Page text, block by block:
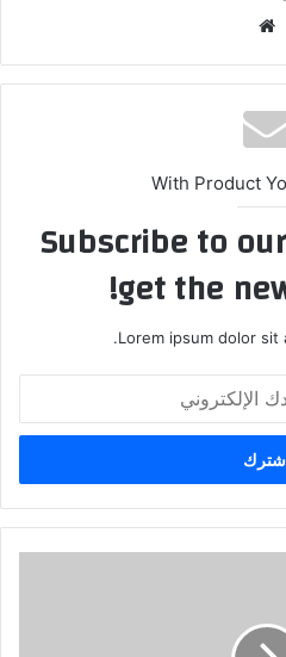
الوي
ب
With Product
Subscribe to
get the
Lorem ipsum dolor sit